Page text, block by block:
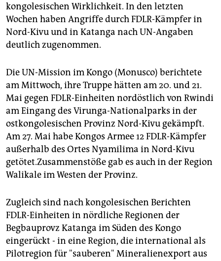
kongolesischen Wirklichkeit. In den letzten
Wochen haben Angriffe durch FDLR-Kämpfer in
Nord-Kivu und in Katanga nach UN-Angaben
deutlich zugenommen.
Die UN-Mission im Kongo (Monusco) berichtete
am Mittwoch, ihre Truppe hätten am 20. und 21.
Mai gegen FDLR-Einheiten nordöstlich von Rwindi
am Eingang des Virunga-Nationalparks in der
ostkongolesischen Provinz Nord-Kivu gekämpft.
Am 27. Mai habe Kongos Armee 12 FDLR-Kämpfer
außerhalb des Ortes Nyamilima in Nord-Kivu
getötet.Zusammenstöße gab es auch in der Region
Walikale im Westen der Provinz.
Zugleich sind nach kongolesischen Berichten
FDLR-Einheiten in nördliche Regionen der
Begbauprovz Katanga im Süden des Kongo
eingerückt - in eine Region, die international als
Pilotregion für "sauberen" Mineralienexport aus